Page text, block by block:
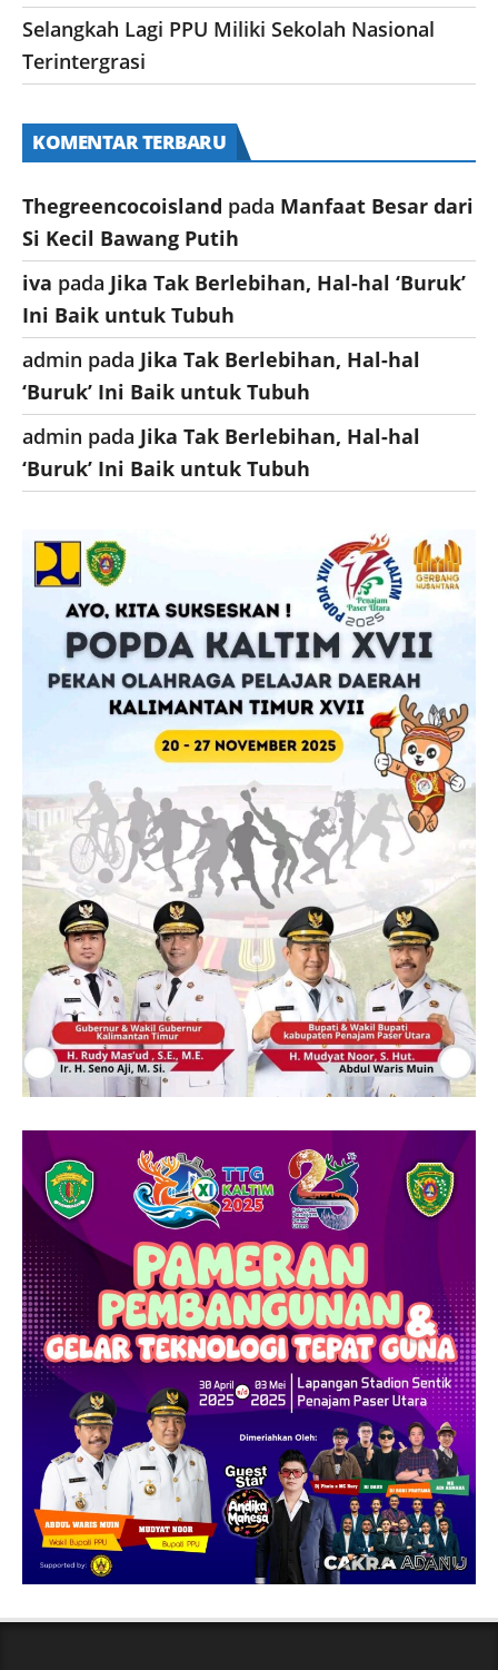
Selangkah Lagi PPU Miliki Sekolah Nasional
Terintergrasi
KOMENTAR TERBARU
Thegreencocoisland pada Manfaat Besar dari
Si Kecil Bawang Putih
iva pada Jika Tak Berlebihan, Hal-hal ‘Buruk’
Ini Baik untuk Tubuh
admin pada Jika Tak Berlebihan, Hal-hal
‘Buruk’ Ini Baik untuk Tubuh
admin pada Jika Tak Berlebihan, Hal-hal
‘Buruk’ Ini Baik untuk Tubuh